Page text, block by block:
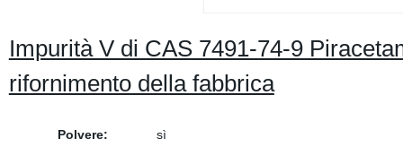
Impurità V di CAS 7491-74-9
rifornimento della fabbrica
Polvere:
sì